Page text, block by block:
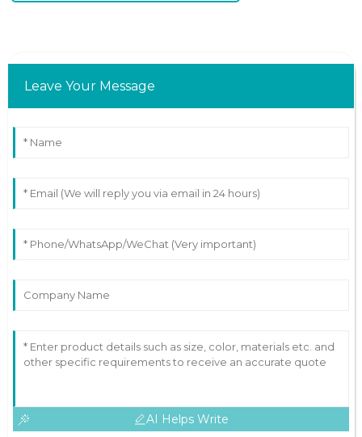
Leave Your Message
AI Helps Write